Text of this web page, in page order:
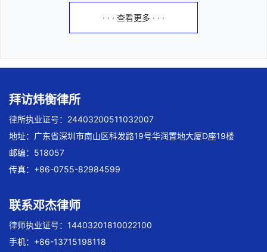
· · · 查看更多 · · ·
拜访炜衡律所
律所执业证号：24403200511032007
地址：广东省深圳市南山区科发路19号华润置地大厦D座19楼
邮编：518057
传真：+86-0755-82984599
联系邓杰律师
律师执业证号：14403201810022100
手机：+86-13715198118